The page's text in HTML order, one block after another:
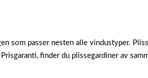
som passer nesten alle vindustyper.
finder du plissegardiner av